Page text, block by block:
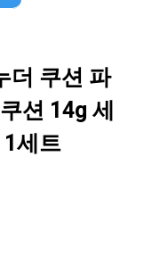
더 쿠션 파
션 14g 세
세트